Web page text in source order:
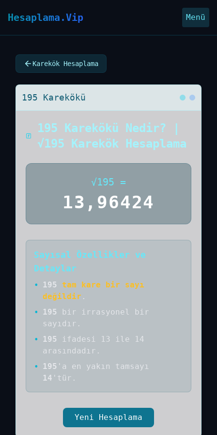
Hesaplama.Vip Menü
Karekök Hesaplama
195 Karekökü
195 Karekökü Nedir? |
√195 Karekök Hesaplama
√195 =
13,96424
Sayısal Özellikler ve
Detaylar
• 195
tam kare bir sayı
değildir .
•
195 bir
irrasyonel bir
sayıdır .
•
195
ifadesi 13 ile 14
arasındadır.
•
195 'a en yakın tamsayı
14 'tür.
Yeni Hesaplama